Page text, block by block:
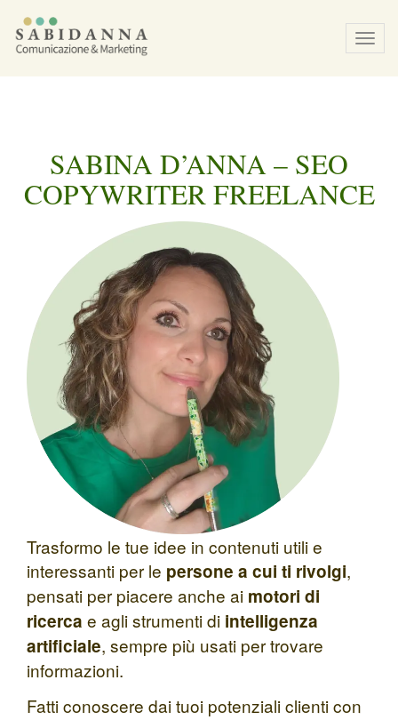
SABINA D’ANNA – SEO
COPYWRITER FREELANCE
Trasformo le tue idee in contenuti utili e
interessanti per le persone a cui ti rivolgi,
pensati per piacere anche ai motori di
ricerca e agli strumenti di intelligenza
artificiale, sempre più usati per trovare
informazioni.
Fatti conoscere dai tuoi potenziali clienti con